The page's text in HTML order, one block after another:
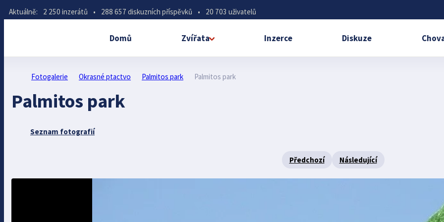
Aktuálně: 2 250 inzerátů • 288 657 diskuzních příspěvků • 20 703 uživatelů
Domů Zvířata Inzerce Diskuze
Fotogalerie Okrasné ptactvo Palmitos park Palmitos park
Palmitos park
Seznam fotografií
Předchozí Následující